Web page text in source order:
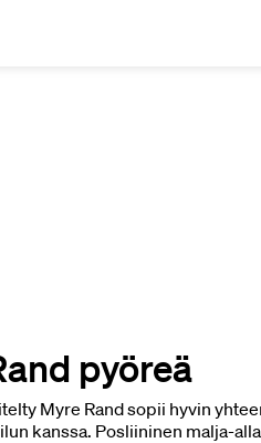
pyöreä
Myre Rand sopii hyvin
kanssa. Posliininen malja-